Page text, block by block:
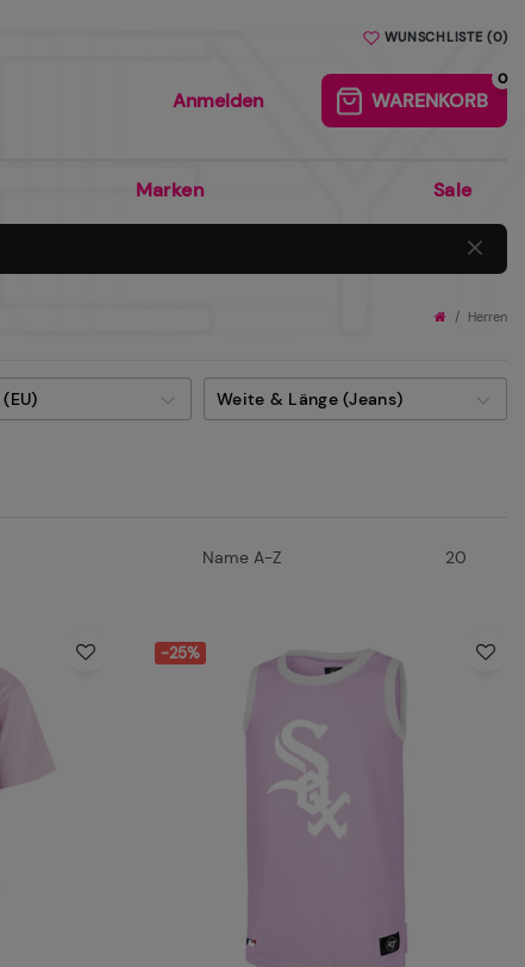
BEQUEM UND SICHER ÜBER PAYPAL BEZAHLEN
WUNSCHLISTE (0)
Anmelden WARENKORB
0
Marken Sale
Herren
Weite & Länge (Jeans)
-25%